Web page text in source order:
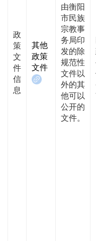
政
策
文
件
信
息
其他
政策
文件
由衡阳
市民族
宗教事
务局印
发的除
规范性
文件以
外的其
他可以
公开的
文件。